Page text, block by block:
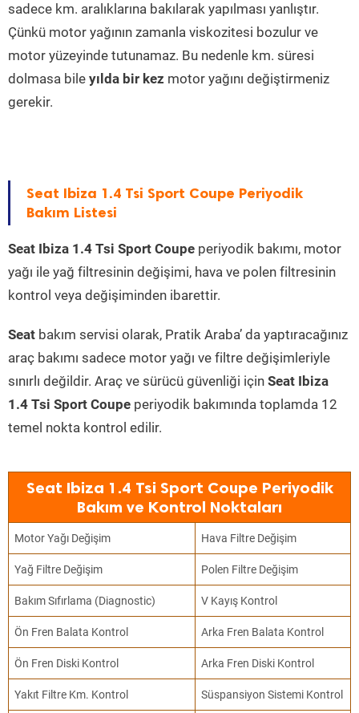
sadece km. aralıklarına bakılarak yapılması yanlıştır.
Çünkü motor yağının zamanla viskozitesi bozulur ve
motor yüzeyinde tutunamaz. Bu nedenle km. süresi
dolmasa bile yılda bir kez motor yağını değiştirmeniz
gerekir.
Seat Ibiza 1.4 Tsi Sport Coupe Periyodik
Bakım Listesi
Seat Ibiza 1.4 Tsi Sport Coupe periyodik bakımı, motor
yağı ile yağ filtresinin değişimi, hava ve polen filtresinin
kontrol veya değişiminden ibarettir.
Seat bakım servisi olarak, Pratik Araba’ da yaptıracağınız
araç bakımı sadece motor yağı ve filtre değişimleriyle
sınırlı değildir. Araç ve sürücü güvenliği için Seat Ibiza
1.4 Tsi Sport Coupe periyodik bakımında toplamda 12
temel nokta kontrol edilir.
Seat Ibiza 1.4 Tsi Sport Coupe Periyodik
Bakım ve Kontrol Noktaları
Motor Yağı Değişim Hava Filtre Değişim
Yağ Filtre Değişim Polen Filtre Değişim
Bakım Sıfırlama (Diagnostic) V Kayış Kontrol
Ön Fren Balata Kontrol Arka Fren Balata Kontrol
Ön Fren Diski Kontrol Arka Fren Diski Kontrol
Yakıt Filtre Km. Kontrol Süspansiyon Sistemi Kontrol